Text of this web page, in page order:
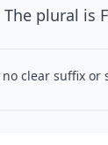
plural is
no clear suffix